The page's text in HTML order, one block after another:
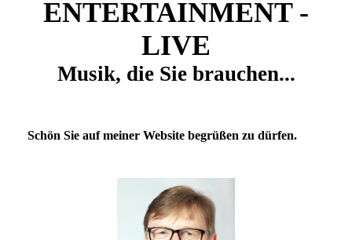
ENTERTAINMENT -
LIVE
Musik, die Sie brauchen...
Schön Sie auf meiner Website begrüßen zu dürfen.